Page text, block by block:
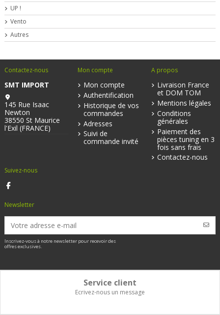
UP !
Vento
Autres
Contactez-nous
SMT IMPORT
145 Rue Isaac
Newton
38550 St Maurice
l'Exil (FRANCE)
Mon compte
Mon compte
Authentification
Historique de vos
commandes
Adresses
Suivi de
commande invité
A propos
Livraison France
et DOM TOM
Mentions légales
Conditions
générales
Paiement des
pièces tuning en 3
fois sans frais
Contactez-nous
Suivez-nous
Newsletter
Inscrivez-vous à notre newsletter pour recevoir des
offres exclusives.
Service client
Ecrivez-nous un message